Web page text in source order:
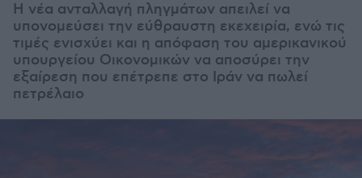
Η νέα ανταλλαγή πληγμάτων απειλεί να
υπονομεύσει την εύθραυστη εκεχειρία, ενώ τις
τιμές ενισχύει και η απόφαση του αμερικανικού
υπουργείου Οικονομικών να αποσύρει την
εξαίρεση που επέτρεπε στο Ιράν να πωλεί
πετρέλαιο